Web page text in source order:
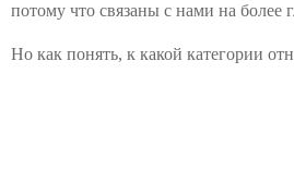
потому что связаны с нами на более
Но как понять, к какой категории